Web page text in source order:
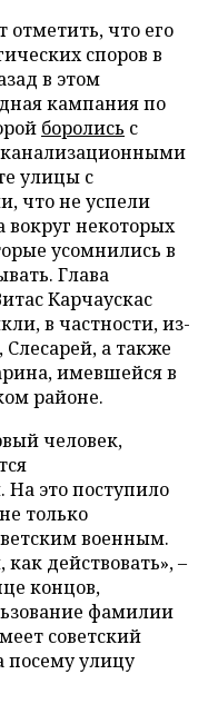
отметить, что его
споров в
в этом
кампания по
боролись с
улицы с
что не успели
некоторых
усомнились в
Глава
Карчаускас
в частности, из-
а также
имевшейся в
районе.
человек,
это поступило
только
военным.
действовать», –
концов,
фамилии
советский
посему улицу